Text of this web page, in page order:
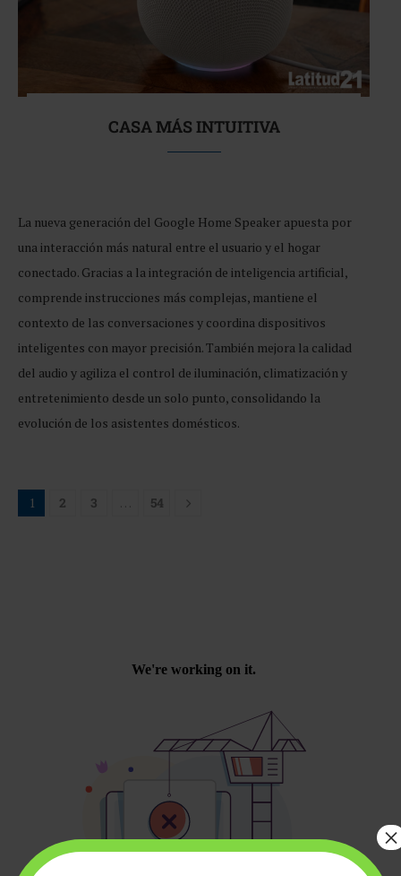
CASA MÁS INTUITIVA
La nueva generación del Google Home Speaker apuesta por
una interacción más natural entre el usuario y el hogar
conectado. Gracias a la integración de inteligencia artificial,
comprende instrucciones más complejas, mantiene el
contexto de las conversaciones y coordina dispositivos
inteligentes con mayor precisión. También mejora la calidad
del audio y agiliza el control de iluminación, climatización y
entretenimiento desde un solo punto, consolidando la
evolución de los asistentes domésticos.
1 2 3 … 54
×